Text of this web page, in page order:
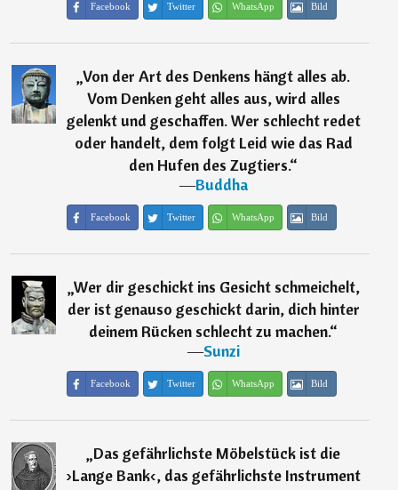
Facebook Twitter WhatsApp Bild
„Von der Art des Denkens hängt alles ab.
Vom Denken geht alles aus, wird alles
gelenkt und geschaffen. Wer schlecht redet
oder handelt, dem folgt Leid wie das Rad
den Hufen des Zugtiers.“
―Buddha
Facebook Twitter WhatsApp Bild
„Wer dir geschickt ins Gesicht schmeichelt,
der ist genauso geschickt darin, dich hinter
deinem Rücken schlecht zu machen.“
―Sunzi
Facebook Twitter WhatsApp Bild
„Das gefährlichste Möbelstück ist die
›Lange Bank‹, das gefährlichste Instrument